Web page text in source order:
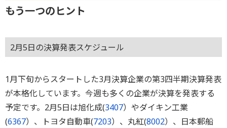
もう一つのヒント
2月5日の決算発表スケジュール
1月下旬からスタートした3月決算企業の第3四半期決算発表
が本格化しています。今週も多くの企業が決算を発表する
予定です。2月5日は旭化成(3407）やダイキン工業
(6367）、トヨタ自動車(7203）、丸紅(8002）、日本郵船